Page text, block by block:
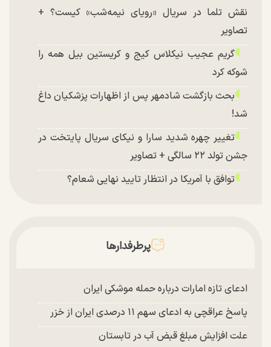
نقش تلما در سریال «رویای نیمه‌شب» کیست؟ +
تصاویر
گریم عجیب نیکلاس کیج و کریستین بیل همه را
شوکه کرد
بحث بازگشت شادمهر پس از اظهارات پزشکیان داغ
شد!
تغییر چهره شدید سارا و نیکای سریال پایتخت در
جشن تولد ۲۲ سالگی + تصاویر
توافق با آمریکا در انتظار تایید نهایی شعام؟
پرطرفدارها
ادعای تازه امارات درباره حمله موشکی ایران
پاسخ عراقچی به ادعای سهم ۱۱ درصدی ایران از خزر
علت افزایش مبلغ قبض آب در تابستان